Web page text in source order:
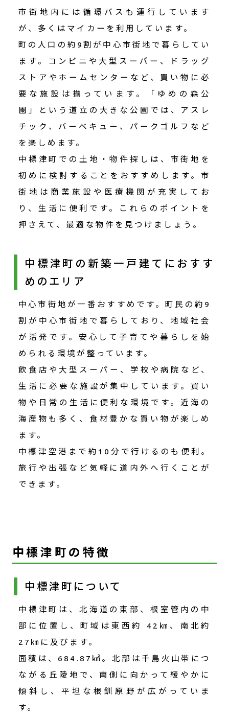
市街地内には循環バスも運行しています
が、多くはマイカーを利用しています。
町の人口の約9割が中心市街地で暮らしてい
ます。コンビニや大型スーパー、ドラッグ
ストアやホームセンターなど、買い物に必
要な施設は揃っています。「ゆめの森公
園」という道立の大きな公園では、アスレ
チック、バーベキュー、パークゴルフなど
を楽しめます。
中標津町での土地・物件探しは、市街地を
初めに検討することをおすすめします。市
街地は商業施設や医療機関が充実してお
り、生活に便利です。これらのポイントを
押さえて、最適な物件を見つけましょう。
中標津町の新築一戸建てにおすす
めのエリア
中心市街地が一番おすすめです。町民の約9
割が中心市街地で暮らしており、地域社会
が活発です。安心して子育てや暮らしを始
められる環境が整っています。
飲食店や大型スーパー、学校や病院など、
生活に必要な施設が集中しています。買い
物や日常の生活に便利な環境です。近海の
海産物も多く、食材豊かな買い物が楽しめ
ます。
中標津空港まで約10分で行けるのも便利。
旅行や出張など気軽に道内外へ行くことが
できます。
中標津町の特徴
中標津町について
中標津町は、北海道の東部、根室管内の中
部に位置し、町域は東西約 42㎞、南北約
27㎞に及びます。
面積は、684.87㎢。北部は千島火山帯につ
ながる丘陵地で、南側に向かって緩やかに
傾斜し、平坦な根釧原野が広がっていま
す。